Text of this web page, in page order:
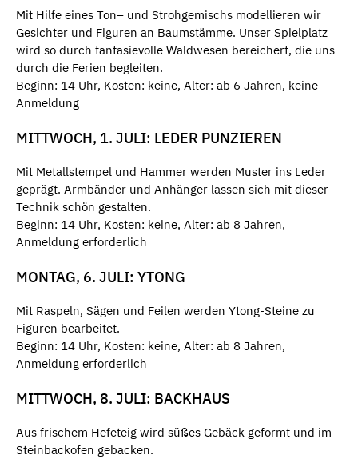
Mit Hilfe eines Ton– und Strohgemischs modellieren wir
Gesichter und Figuren an Baumstämme. Unser Spielplatz
wird so durch fantasievolle Waldwesen bereichert, die uns
durch die Ferien begleiten.
Beginn: 14 Uhr, Kosten: keine, Alter: ab 6 Jahren, keine
Anmeldung
MITTWOCH, 1. JULI: LEDER PUNZIEREN
Mit Metallstempel und Hammer werden Muster ins Leder
geprägt. Armbänder und Anhänger lassen sich mit dieser
Technik schön gestalten.
Beginn: 14 Uhr, Kosten: keine, Alter: ab 8 Jahren,
Anmeldung erforderlich
MONTAG, 6. JULI: YTONG
Mit Raspeln, Sägen und Feilen werden Ytong-Steine zu
Figuren bearbeitet.
Beginn: 14 Uhr, Kosten: keine, Alter: ab 8 Jahren,
Anmeldung erforderlich
MITTWOCH, 8. JULI: BACKHAUS
Aus frischem Hefeteig wird süßes Gebäck geformt und im
Steinbackofen gebacken.